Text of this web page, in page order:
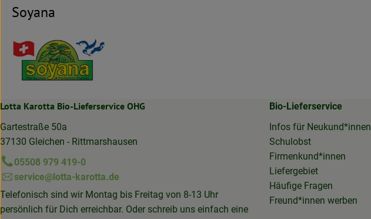
Soyana
Lotta Karotta Bio-Lieferservice OHG
Gartestraße 50a
37130 Gleichen - Rittmarshausen
05508 979 419-0
service@lotta-karotta.de
Telefonisch sind wir Montag bis Freitag von 8-13 Uhr
persönlich für Dich erreichbar. Oder schreib uns einfach eine
Bio-Lieferservice
Infos für Neukund*innen
Schulobst
Firmenkund*innen
Liefergebiet
Häufige Fragen
Freund*innen werben